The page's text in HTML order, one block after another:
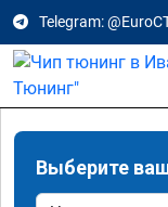
Telegram:
Выберите